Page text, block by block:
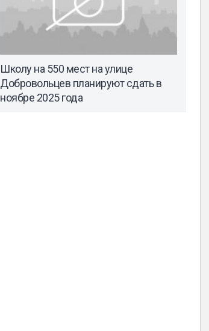
Школу на 550 мест на улице
Добровольцев планируют сдать в
ноябре 2025 года